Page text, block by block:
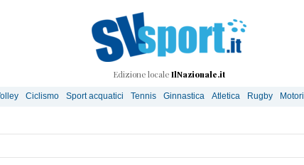
Edizione locale IlNazionale.it
Ciclismo Sport acquatici Tennis Ginnastica Atletica Rugby Motori